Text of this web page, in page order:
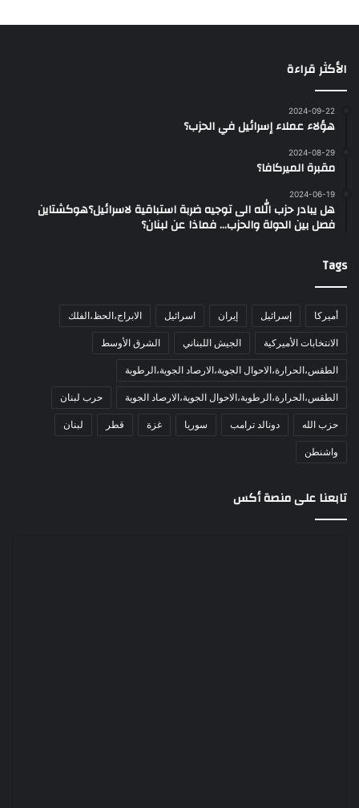
الأكثر قراءة
2024-09-22
هؤلاء عملاء إسرائيل في الحزب؟
2024-08-29
مقبرة الميركافا؟
2024-06-19
هل يبادر حزب الله الى توجيه ضربة استباقية لاسرائيل؟هوكشتاين
فصل بين الدولة والحزب… فماذا عن لبنان؟
Tags
أميركا إسرائيل إيران اسرائيل الابراج،الحظ،الفلك
الانتخابات الأميركية الجيش اللبناني الشرق الأوسط
الطقس،الحرارة،الاحوال الجوية،الارصاد الجوية،الرطوبة
الطقس،الحرارة،الرطوبة،الاحوال الجوية،الارصاد الجوية حرب لبنان
حزب الله دونالد ترامب سوريا غزة قطر لبنان
واشنطن
تابعنا على منصة أكس